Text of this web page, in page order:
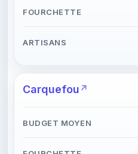
Carquefou